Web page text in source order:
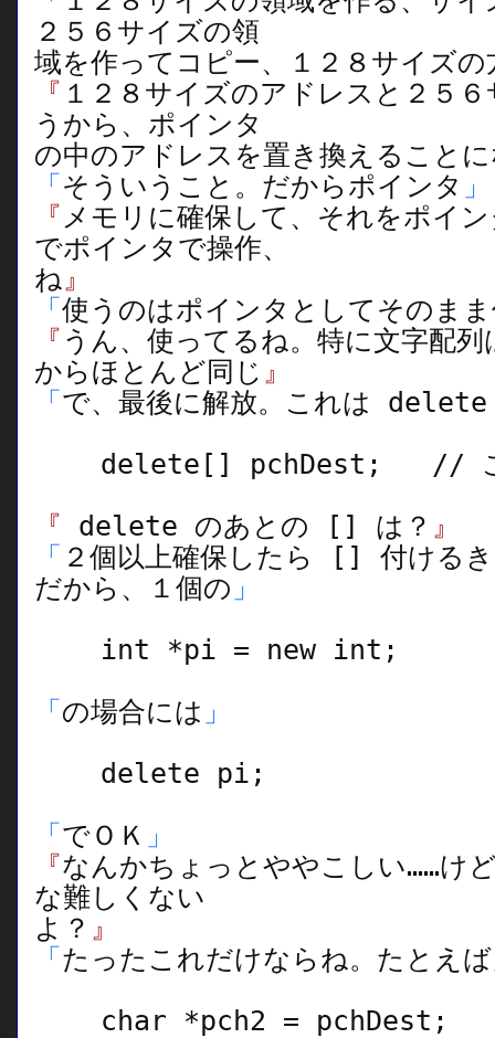
２５６サイズの領
域を作ってコピー、１２８サイズの
『 １２８サイズのアドレスと２５
うから、ポインタ
の中のアドレスを置き換えること
「そういうこと。だからポインタ 」
『メモリに確保して、それをポイ
でポインタで操作、
ね』
「使うのはポインタとしてそのま
『 うん、使ってるね。特に文字配
からほとんど同じ 』
「で、最後に解放。これは delete
delete[] pchDest; // こ
『 delete のあとの [] は？ 』
「 ２個以上確保したら [] 付ける
だから、１個の 」
int *pi = new int;
「の場合には 」
delete pi;
「でＯＫ 」
『なんかちょっとややこしい……け
な難しくない
よ？ 』
「たったこれだけならね。たとえば
char *pch2 = pchDest;